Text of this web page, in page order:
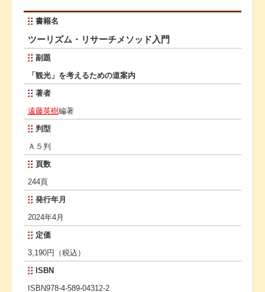
書籍名
ツーリズム・リサーチメソッド入門
副題
「観光」を考えるための道案内
著者
遠藤英樹編著
判型
Ａ５判
頁数
244頁
発行年月
2024年4月
定価
3,190円（税込）
ISBN
ISBN978-4-589-04312-2